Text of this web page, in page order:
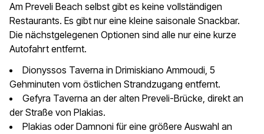
Am Preveli Beach selbst gibt es keine vollständigen
Restaurants. Es gibt nur eine kleine saisonale Snackbar.
Die nächstgelegenen Optionen sind alle nur eine kurze
Autofahrt entfernt.
Dionyssos Taverna in Drimiskiano Ammoudi, 5
Gehminuten vom östlichen Strandzugang entfernt.
Gefyra Taverna an der alten Preveli-Brücke, direkt an
der Straße von Plakias.
Plakias oder Damnoni für eine größere Auswahl an